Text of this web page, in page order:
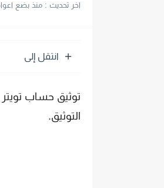
اخر تحديث : منذ بضع
انتقل إلى
توثيق حساب
التوثيق.